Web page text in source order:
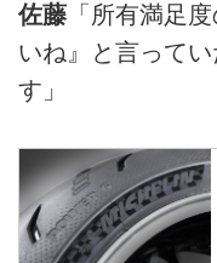
佐藤 「所有満足
いね』と言って
す」